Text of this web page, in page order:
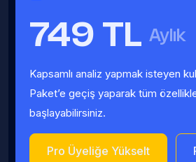
749 TL Aylık
Kapsamlı analiz yapmak isteyen
Paket’e geçiş yaparak tüm
başlayabilirsiniz.
Pro Üyeliğe Yükselt